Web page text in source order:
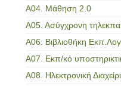
Α04. Μάθηση 2.0
Α05. Ασύγχρονη
Α06. Βιβλιοθήκη
Α07. Εκπ/κό
Α08. Ηλεκτρονική